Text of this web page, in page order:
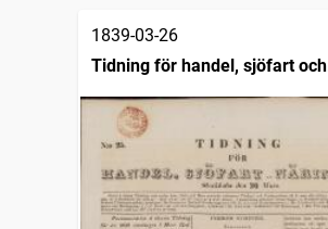
1839-03-26
Tidning för handel, sjöfart och
näringar